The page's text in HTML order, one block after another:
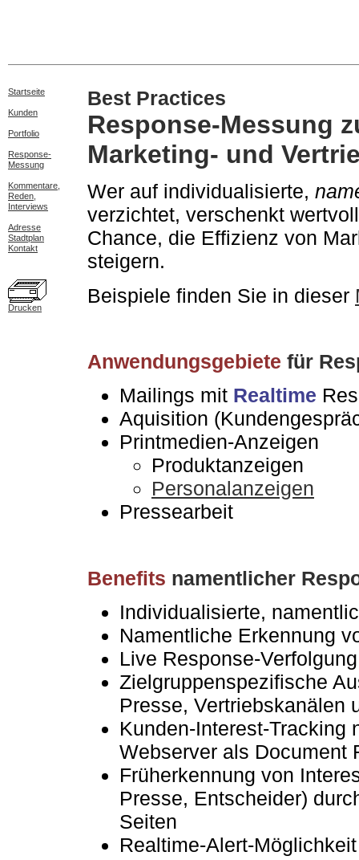
Startseite
Kunden
Portfolio
Response-
Messung
Kommentare,
Reden,
Interviews
Adresse
Stadtplan
Kontakt
Drucken
Best Practices
Response-Messung
Marketing- und
Wer auf individualisierte,
verzichtet, verschenkt
Chance, die Effizienz von
steigern.
Beispiele finden Sie in dieser
Anwendungsgebiete für
Mailings mit Realtime
Aquisition
Printmedien-Anzeigen
Produktanzeigen
Personalanzeigen
Pressearbeit
Benefits namentlicher
Individualisierte,
Namentliche Erkennung
Live Response-
Zielgruppenspezifische
Presse, Vertriebskanälen
Kunden-Interest-Tracking
Webserver als Document
Früherkennung von
Presse, Entscheider)
Seiten
Realtime-Alert-